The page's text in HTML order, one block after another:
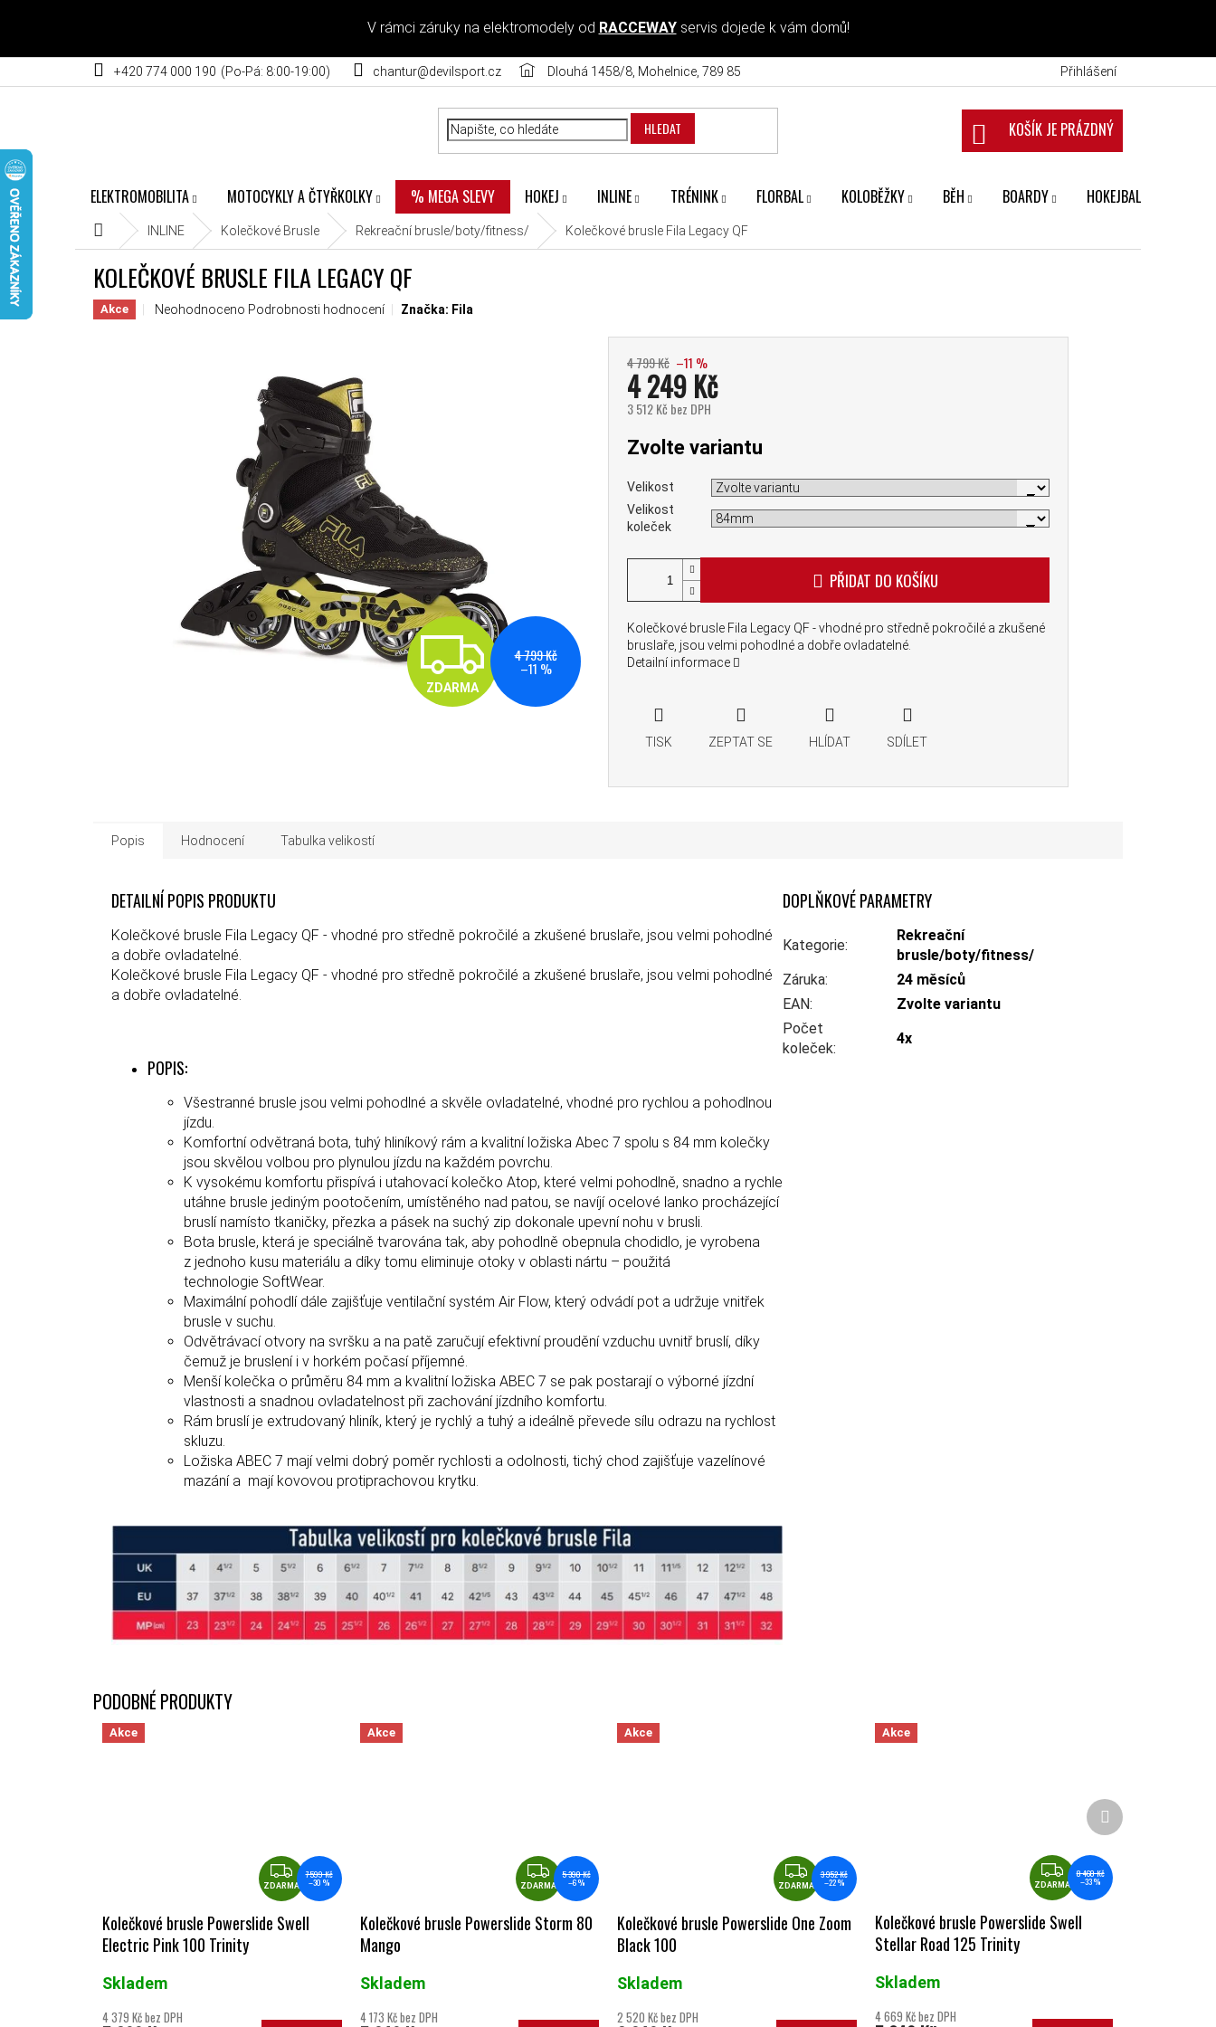
V rámci záruky na elektromodely od RACCEWAYservis dojede k vám domů!
+420 774 000 190 chantur@devilsport.cz Dlouhá 1458/8, Mohelnice, 789 85 Přihlášení
HLEDAT NÁKUPNÍ KOŠÍK
ELEKTROMOBILITA MOTOCYKLY A ČTYŘKOLKY % MEGA SLEVY HOKEJ INLINE TRÉNINK FLORBAL KOLOBĚŽKY BĚH BOARDY HOKEJBAL
Domů INLINE Kolečkové Brusle Rekreační brusle/boty/fitness/ Kolečkové brusle Fila Legacy QF
KOLEČKOVÉ BRUSLE FILA LEGACY QF
Akce Průměrné hodnocení produktu je 0,0 z 5 hvězdiček.
Neohodnoceno Podrobnosti hodnocení Značka: Fila
ZDARMA
ZDARMA
4 799 Kč
–11 %
4 799 Kč –11 %
4 249 Kč
3 512 Kč bez DPH
Zvolte variantu
Velikost
Velikost
koleček
PŘIDAT DO KOŠÍKU
Kolečkové brusle Fila Legacy QF - vhodné pro středně pokročilé a zkušené
bruslaře, jsou velmi pohodlné a dobře ovladatelné.
Detailní informace
TISK ZEPTAT SE HLÍDAT SDÍLET
Popis Hodnocení Tabulka velikostí
DETAILNÍ POPIS PRODUKTU
Kolečkové brusle Fila Legacy QF - vhodné pro středně pokročilé a zkušené bruslaře, jsou velmi pohodlné
a dobře ovladatelné.
Kolečkové brusle Fila Legacy QF - vhodné pro středně pokročilé a zkušené bruslaře, jsou velmi pohodlné
a dobře ovladatelné.
POPIS:
Všestranné brusle jsou velmi pohodlné a skvěle ovladatelné, vhodné pro rychlou a pohodlnou
jízdu.
Komfortní odvětraná bota, tuhý hliníkový rám a kvalitní ložiska Abec 7 spolu s 84 mm kolečky
jsou skvělou volbou pro plynulou jízdu na každém povrchu.
K vysokému komfortu přispívá i utahovací kolečko Atop, které velmi pohodlně, snadno a rychle
utáhne brusle jediným pootočením, umístěného nad patou, se navíjí ocelové lanko procházející
bruslí namísto tkaničky, přezka a pásek na suchý zip dokonale upevní nohu v brusli.
Bota brusle, která je speciálně tvarována tak, aby pohodlně obepnula chodidlo, je vyrobena
z jednoho kusu materiálu a díky tomu eliminuje otoky v oblasti nártu – použitá
technologie SoftWear.
Maximální pohodlí dále zajišťuje ventilační systém Air Flow, který odvádí pot a udržuje vnitřek
brusle v suchu.
Odvětrávací otvory na svršku a na patě zaručují efektivní proudění vzduchu uvnitř bruslí, díky
čemuž je bruslení i v horkém počasí příjemné.
Menší kolečka o průměru 84 mm a kvalitní ložiska ABEC 7 se pak postarají o výborné jízdní
vlastnosti a snadnou ovladatelnost při zachování jízdního komfortu.
Rám bruslí je extrudovaný hliník, který je rychlý a tuhý a ideálně převede sílu odrazu na rychlost
skluzu.
Ložiska ABEC 7 mají velmi dobrý poměr rychlosti a odolnosti, tichý chod zajišťuje vazelínové
mazání a mají kovovou protiprachovou krytku.
DOPLŇKOVÉ PARAMETRY
Kategorie:
Rekreační
brusle/boty/fitness/
Záruka:
24 měsíců
EAN:
Zvolte variantu
Počet
koleček:
4x
Akce
ZDARMA
ZDARMA
7 599 Kč
–30 %
Kolečkové brusle Powerslide Swell
Electric Pink 100 Trinity
Skladem
4 379 Kč bez DPH
Akce
ZDARMA
ZDARMA
5 390 Kč
–6 %
Kolečkové brusle Powerslide Storm 80
Mango
Skladem
4 173 Kč bez DPH
Akce
ZDARMA
ZDARMA
3 952 Kč
–22 %
Kolečkové brusle Powerslide One Zoom
Black 100
Skladem
2 520 Kč bez DPH
Akce
ZDARMA
ZDARMA
8 460 Kč
–33 %
Kolečkové brusle Powerslide Swell
Stellar Road 125 Trinity
Skladem
4 669 Kč bez DPH
Další produkt